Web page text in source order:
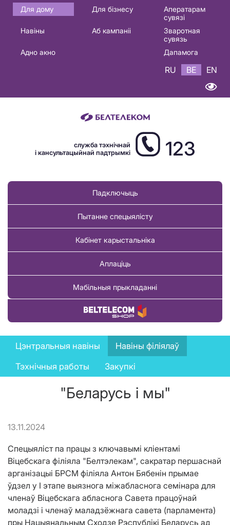
Основная
навигация
Для дому Для бізнесу
Аператарам
сувязі
Навіны
Аб кампаніі
Зваротная
сувязь
Адно акно
Дапамога
RU BE EN
служба тэхнічнай
і кансультацыйнай падтрымкі
123
Падключыць
Пытанне спецыялісту
Кабінет карыстальніка
Аплаціць
Мабільныя прыкладанні
Купіць тавар
News
menu
Цэнтральныя навіны
Навіны філіялаў
Тэхнічныя работы
Закупкі
"Беларусь і мы"
13.11.2024
Спецыяліст па працы з ключавымі кліентамі
Віцебскага філіяла "Белтэлекам", сакратар першаснай
арганізацыі БРСМ філіяла Антон Бябенін прымае
ўдзел у I этапе выязнога міжабласнога семінара для
членаў Віцебскага абласнога Савета працоўнай
моладзі і членаў маладзёжнага савета (парламента)
пры Нацыянальным Сходзе Рэспублікі Беларусь ад